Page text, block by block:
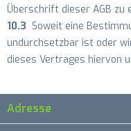
Überschrift dieser AGB zu
10.3 Soweit eine
undurchsetzbar ist oder
dieses Vertrages hiervon
Adresse